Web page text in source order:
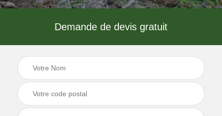
Demande de devis gratuit